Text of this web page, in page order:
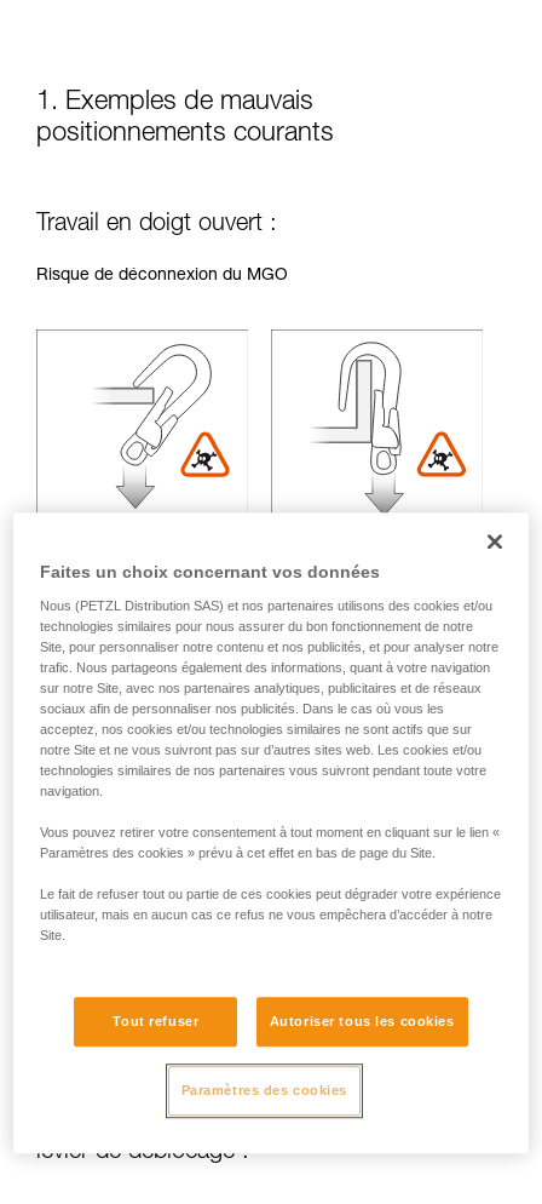
1. Exemples de mauvais
positionnements courants
Travail en doigt ouvert :
Risque de déconnexion du MGO
Charge multidirectionnelle :
Perte de résistance variable en fonction de l'angle entre les
axes d'effort.
Risques de frottements sur le doigt et le
levier de déblocage :
Faites un choix concernant vos données
Nous (PETZL Distribution SAS) et nos partenaires utilisons des cookies et/ou
technologies similaires pour nous assurer du bon fonctionnement de notre
Site, pour personnaliser notre contenu et nos publicités, et pour analyser notre
trafic. Nous partageons également des informations, quant à votre navigation
sur notre Site, avec nos partenaires analytiques, publicitaires et de réseaux
sociaux afin de personnaliser nos publicités. Dans le cas où vous les
acceptez, nos cookies et/ou technologies similaires ne sont actifs que sur
notre Site et ne vous suivront pas sur d’autres sites web. Les cookies et/ou
technologies similaires de nos partenaires vous suivront pendant toute votre
navigation.
Vous pouvez retirer votre consentement à tout moment en cliquant sur le lien «
Paramètres des cookies » prévu à cet effet en bas de page du Site.
Le fait de refuser tout ou partie de ces cookies peut dégrader votre expérience
utilisateur, mais en aucun cas ce refus ne vous empêchera d’accéder à notre
Site.
Tout refuser Autoriser tous les cookies
Paramètres des cookies